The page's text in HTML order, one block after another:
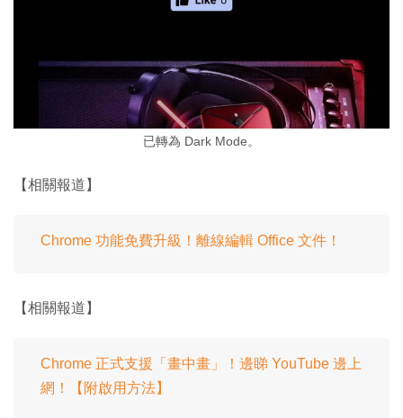
已轉為 Dark Mode。
【相關報道】
Chrome 功能免費升級！離線編輯 Office 文件！
【相關報道】
Chrome 正式支援「畫中畫」！邊睇 YouTube 邊上
網！【附啟用方法】